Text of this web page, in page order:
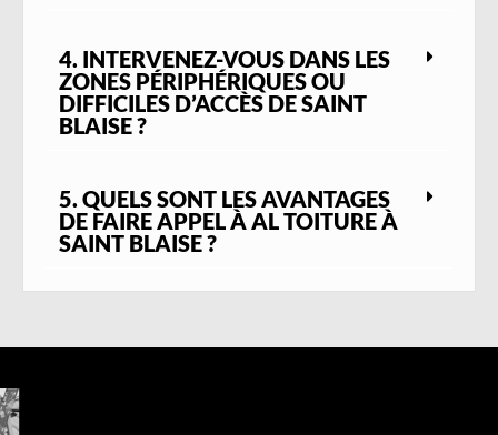
4. INTERVENEZ-VOUS DANS LES
ZONES PÉRIPHÉRIQUES OU
DIFFICILES D’ACCÈS DE SAINT
BLAISE ?
5. QUELS SONT LES AVANTAGES
DE FAIRE APPEL À AL TOITURE À
SAINT BLAISE ?